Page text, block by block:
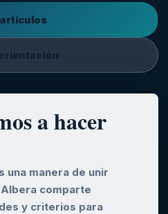
a hacer
una manera de unir
comparte
y criterios para